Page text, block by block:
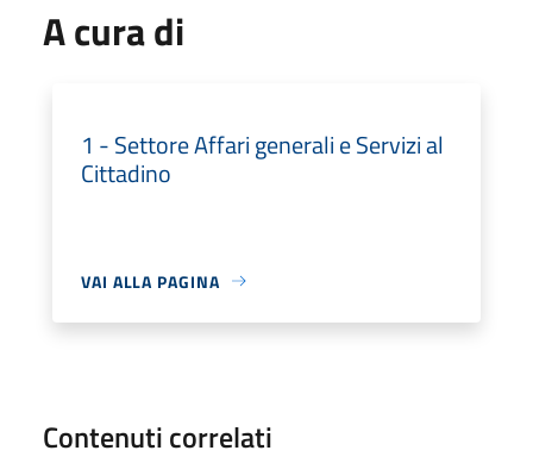
A cura di
1 - Settore Affari generali e Servizi al
Cittadino
VAI ALLA PAGINA
Contenuti correlati